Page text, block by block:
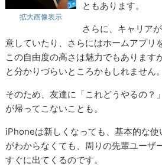
拡大画像表示
ともあります。
さらに、キャリア
意していたり、さらにはホームアプリ
この自由度の高さは魅力でもあります
と分かりづらいところかもしれません。
そのため、友達に「これどうやるの？
が帰ってこないことも。
iPhoneは新しくなっても、基本的な
がわからなくても、周りの先輩ユーザ
すぐに出てくるのです。